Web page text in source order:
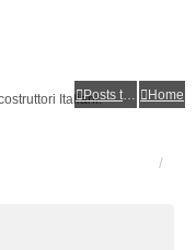
Posts toplist
Home